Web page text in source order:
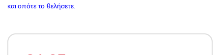
και οπότε το θελήσετε.